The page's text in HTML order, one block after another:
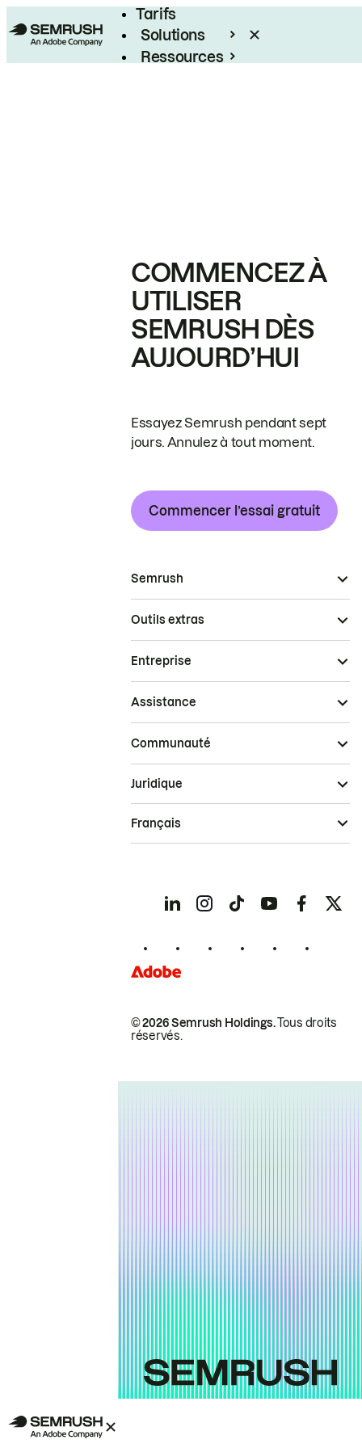
Tarifs
Solutions
Ressources
COMMENCEZ À
UTILISER
SEMRUSH DÈS
AUJOURD’HUI
Essayez Semrush pendant sept
jours. Annulez à tout moment.
Commencer l’essai gratuit
Semrush
Outils extras
Entreprise
Assistance
Communauté
© 2026 Semrush Holdings.Tous droits
réservés.
Juridique
Français